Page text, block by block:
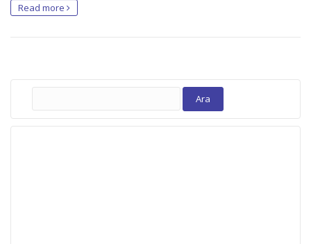
Read more
Arama: